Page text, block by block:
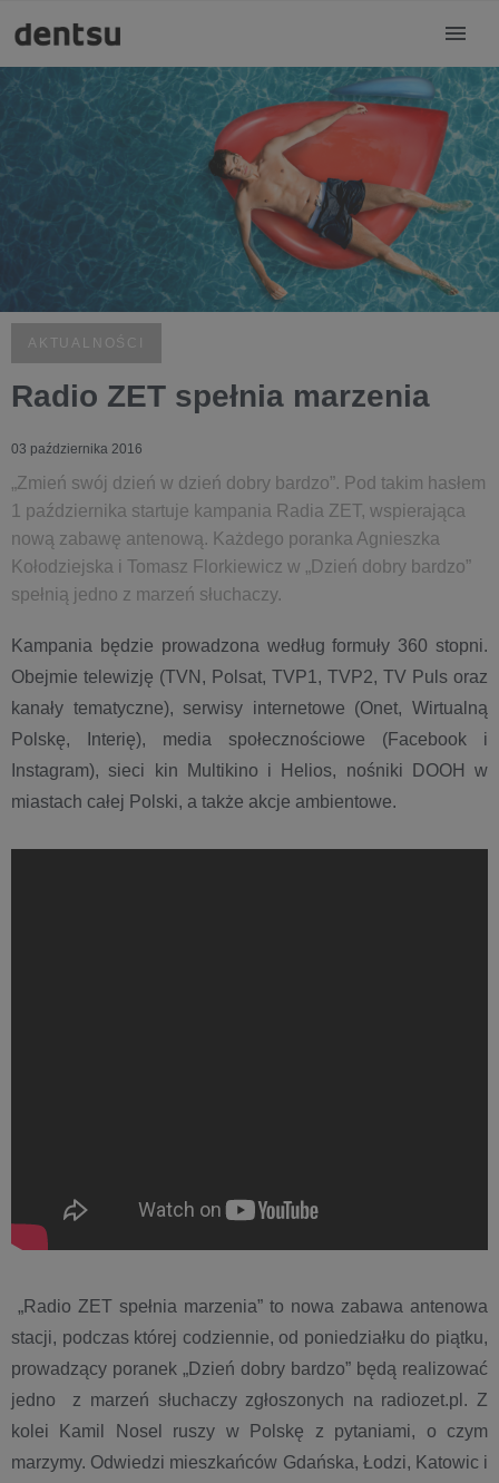
AKTUALNOŚCI
Radio ZET spełnia marzenia
03 października 2016
„Zmień swój dzień w dzień dobry bardzo”. Pod takim hasłem
1 października startuje kampania Radia ZET, wspierająca
nową zabawę antenową. Każdego poranka Agnieszka
Kołodziejska i Tomasz Florkiewicz w „Dzień dobry bardzo”
spełnią jedno z marzeń słuchaczy.
Kampania będzie prowadzona według formuły 360 stopni.
Obejmie telewizję (TVN, Polsat, TVP1, TVP2, TV Puls oraz
kanały tematyczne), serwisy internetowe (Onet, Wirtualną
Polskę, Interię), media społecznościowe (Facebook i
Instagram), sieci kin Multikino i Helios, nośniki DOOH w
miastach całej Polski, a także akcje ambientowe.
„Radio ZET spełnia marzenia” to nowa zabawa antenowa
stacji, podczas której codziennie,od poniedziałku do piątku,
prowadzący poranek „Dzień dobry bardzo” będą realizować
jedno z marzeń słuchaczy zgłoszonych na radiozet.pl. Z
kolei Kamil Nosel ruszy w Polskę z pytaniami, o czym
marzymy. Odwiedzi mieszkańców Gdańska, Łodzi, Katowic i